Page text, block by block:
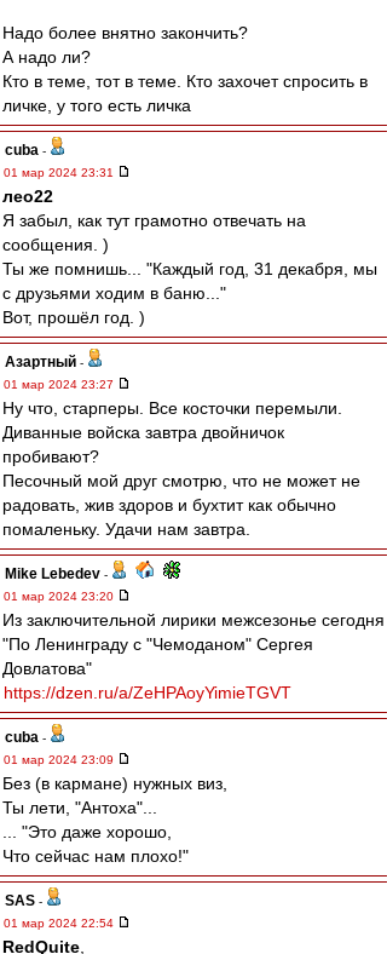
Надо более внятно закончить?
А надо ли?
Кто в теме, тот в теме. Кто захочет спросить в
личке, у того есть личка
cuba -
01 мар 2024 23:31
лео22
Я забыл, как тут грамотно отвечать на
сообщения. )
Ты же помнишь... "Каждый год, 31 декабря, мы
с друзьями ходим в баню..."
Вот, прошёл год. )
Азартный -
01 мар 2024 23:27
Ну что, старперы. Все косточки перемыли.
Диванные войска завтра двойничок
пробивают?
Песочный мой друг смотрю, что не может не
радовать, жив здоров и бухтит как обычно
помаленьку. Удачи нам завтра.
Mike Lebedev -
01 мар 2024 23:20
Из заключительной лирики межсезонье сегодня
"По Ленинграду с "Чемоданом" Сергея
Довлатова"
https://dzen.ru/a/ZeHPAoyYimieTGVT
cuba -
01 мар 2024 23:09
Без (в кармане) нужных виз,
Ты лети, "Антоха"...
... "Это даже хорошо,
Что сейчас нам плохо!"
SAS -
01 мар 2024 22:54
RedQuite